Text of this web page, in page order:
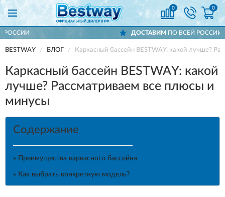
0 0
ПО ВСЕЙ РОССИИ
BESTWAY БЛОГ Каркасный бассейн BESTWAY: какой лучше?
Каркасный бассейн BESTWAY: какой
лучше? Рассматриваем все плюсы и
минусы
Содержание
» Преимущества каркасного бассейна
» Как выбрать конкретную модель?